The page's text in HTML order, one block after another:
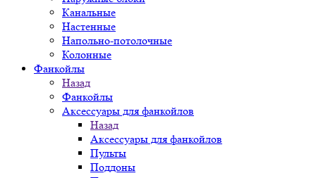
Канальные
Настенные
Напольно-потолочные
Колонные
Фанкойлы
Назад
Фанкойлы
Аксессуары для фанкойлов
Назад
Аксессуары для фанкойлов
Пульты
Поддоны